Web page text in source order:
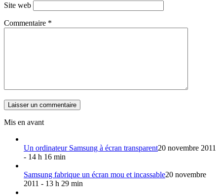
Site web
Commentaire *
Mis en avant
Un ordinateur Samsung à écran transparent20 novembre 2011
- 14 h 16 min
Samsung fabrique un écran mou et incassable20 novembre
2011 - 13 h 29 min